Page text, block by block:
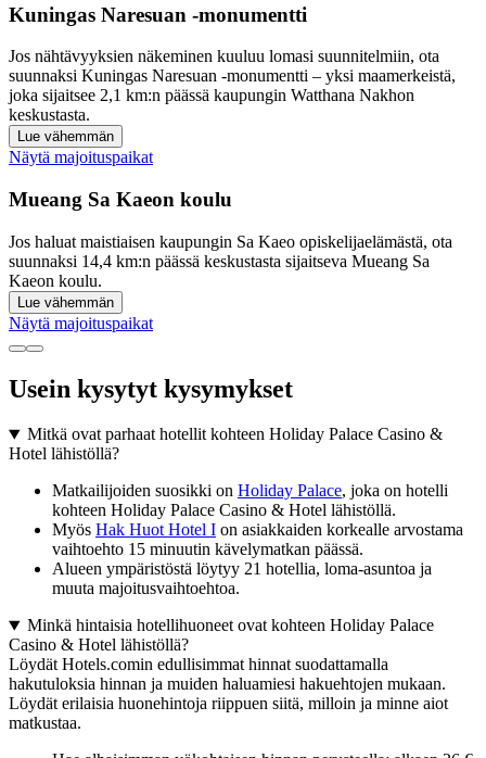
Kuningas Naresuan -monumentti
Jos nähtävyyksien näkeminen kuuluu lomasi suunnitelmiin, ota
suunnaksi Kuningas Naresuan -monumentti – yksi maamerkeistä,
joka sijaitsee 2,1 km:n päässä kaupungin Watthana Nakhon
keskustasta.
Lue vähemmän
Näytä majoituspaikat
Mueang Sa Kaeon koulu
Jos haluat maistiaisen kaupungin Sa Kaeo opiskelijaelämästä, ota
suunnaksi 14,4 km:n päässä keskustasta sijaitseva Mueang Sa
Kaeon koulu.
Lue vähemmän
Näytä majoituspaikat
Usein kysytyt kysymykset
Mitkä ovat parhaat hotellit kohteen Holiday Palace Casino &
Hotel lähistöllä?
Matkailijoiden suosikki on Holiday Palace, joka on hotelli
kohteen Holiday Palace Casino & Hotel lähistöllä.
Myös Hak Huot Hotel I on asiakkaiden korkealle arvostama
vaihtoehto 15 minuutin kävelymatkan päässä.
Alueen ympäristöstä löytyy 21 hotellia, loma-asuntoa ja
muuta majoitusvaihtoehtoa.
Minkä hintaisia hotellihuoneet ovat kohteen Holiday Palace
Casino & Hotel lähistöllä?
Löydät Hotels.comin edullisimmat hinnat suodattamalla
hakutuloksia hinnan ja muiden haluamiesi hakuehtojen mukaan.
Löydät erilaisia huonehintoja riippuen siitä, milloin ja minne aiot
matkustaa.